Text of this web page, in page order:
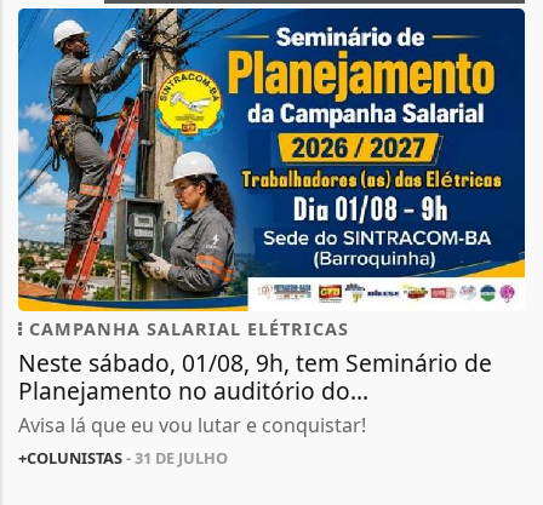
CAMPANHA SALARIAL ELÉTRICAS
Neste sábado, 01/08, 9h, tem Seminário de
Planejamento no auditório do...
Avisa lá que eu vou lutar e conquistar!
+COLUNISTAS- 31 DE JULHO